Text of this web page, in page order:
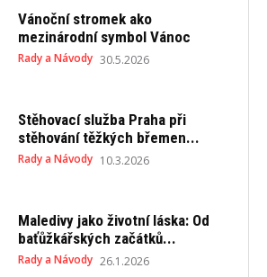
Vánoční stromek ako
mezinárodní symbol Vánoc
Rady a Návody 30.5.2026
Stěhovací služba Praha při
stěhování těžkých břemen...
Rady a Návody 10.3.2026
Maledivy jako životní láska: Od
baťůžkářských začátků...
Rady a Návody 26.1.2026